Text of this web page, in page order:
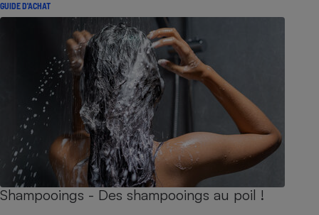
GUIDE D'ACHAT
Shampooings - Des shampooings au poil !